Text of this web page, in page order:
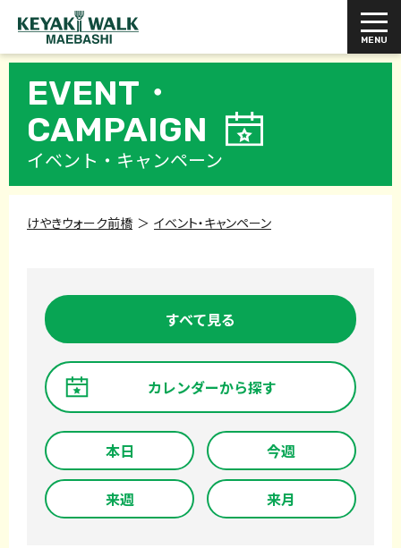
EVENT・
CAMPAIGN
イベント・キャンペーン
けやきウォーク前橋 イベント・キャンペーン
すべて見る
カレンダーから探す
本日 今週
来週 来月